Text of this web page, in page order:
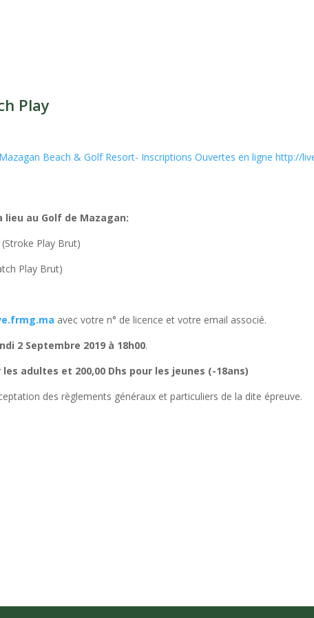
Play
Beach & Golf Resort- Inscriptions Ouvertes en ligne http://
lieu au Golf de Mazagan:
Play Brut)
Play Brut)
avec votre n° de licence et votre email associé.
2 Septembre 2019 à 18h00.
adultes et 200,00 Dhs pour les jeunes (-18ans)
des règlements généraux et particuliers de la dite épreuve.